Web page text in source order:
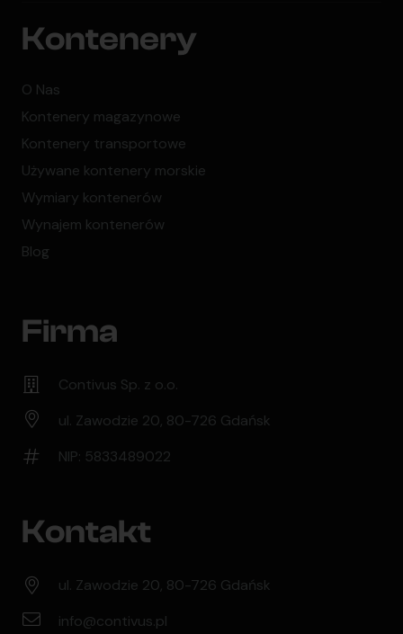
Kontenery
O Nas
Kontenery magazynowe
Kontenery transportowe
Używane kontenery morskie
Wymiary kontenerów
Wynajem kontenerów
Blog
Firma
Contivus Sp. z o.o.
ul. Zawodzie 20, 80-726 Gdańsk
NIP: 5833489022
Kontakt
ul. Zawodzie 20, 80-726 Gdańsk
info@contivus.pl